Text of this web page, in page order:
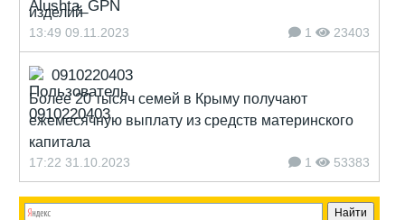
изделий
13:49 09.11.2023 1 23403
0910220403
Более 20 тысяч семей в Крыму получают
ежемесячную выплату из средств материнского
капитала
17:22 31.10.2023 1 53383